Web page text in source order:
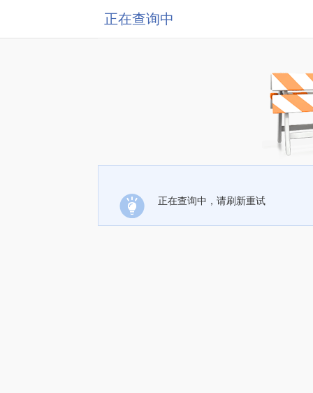
正在查询中
正在查询中，请刷新重试